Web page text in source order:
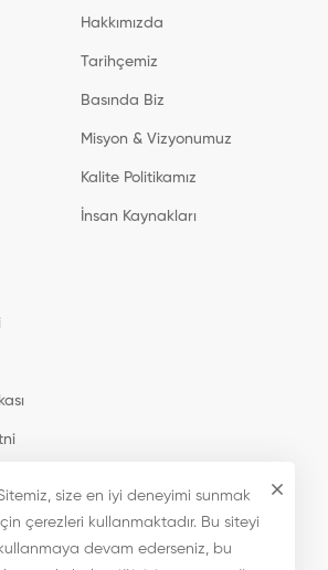
Hakkımızda
Tarihçemiz
Basında Biz
Misyon & Vizyonumuz
Kalite Politikamız
İnsan Kaynakları
size en iyi deneyimi sunmak
çerezleri kullanmaktadır. Bu siteyi
devam ederseniz, bu